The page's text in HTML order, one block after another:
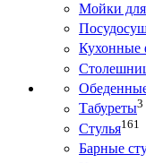
Мойки
Кухонные
Табуреты3
Стулья161
Барные